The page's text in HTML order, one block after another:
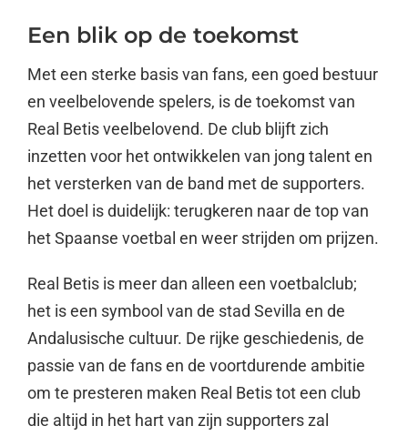
Een blik op de toekomst
Met een sterke basis van fans, een goed bestuur
en veelbelovende spelers, is de toekomst van
Real Betis veelbelovend. De club blijft zich
inzetten voor het ontwikkelen van jong talent en
het versterken van de band met de supporters.
Het doel is duidelijk: terugkeren naar de top van
het Spaanse voetbal en weer strijden om prijzen.
Real Betis is meer dan alleen een voetbalclub;
het is een symbool van de stad Sevilla en de
Andalusische cultuur. De rijke geschiedenis, de
passie van de fans en de voortdurende ambitie
om te presteren maken Real Betis tot een club
die altijd in het hart van zijn supporters zal